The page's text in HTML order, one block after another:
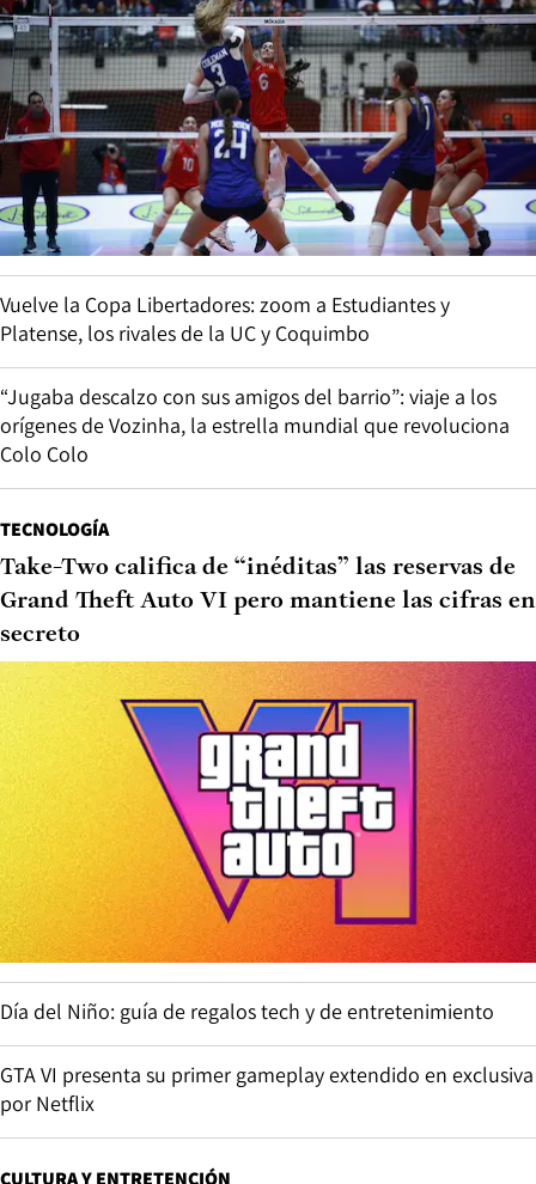
Vuelve la Copa Libertadores: zoom a Estudiantes y
Platense, los rivales de la UC y Coquimbo
“Jugaba descalzo con sus amigos del barrio”: viaje a los
orígenes de Vozinha, la estrella mundial que revoluciona
Colo Colo
TECNOLOGÍA
Take-Two califica de “inéditas” las reservas de
Grand Theft Auto VI pero mantiene las cifras en
secreto
Día del Niño: guía de regalos tech y de entretenimiento
GTA VI presenta su primer gameplay extendido en exclusiva
por Netflix
CULTURA Y ENTRETENCIÓN